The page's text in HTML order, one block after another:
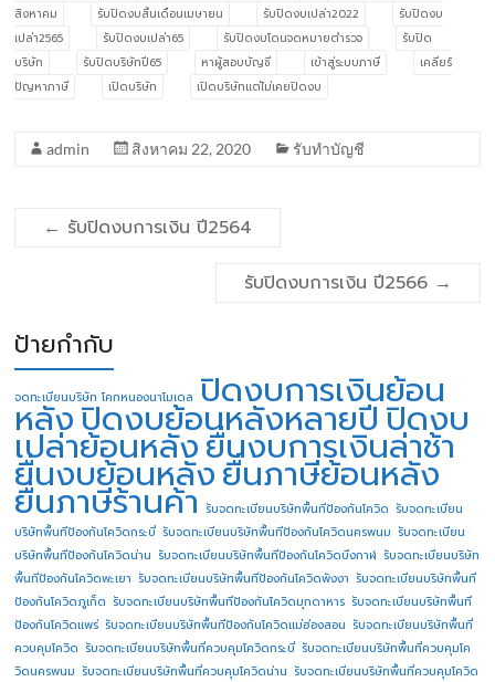
สิงหาคม
รับปิดงบสิ้นเดือนเมษายน รับปิดงบเปล่า2022
รับปิดงบ
เปล่า2565
รับปิดงบเปล่า65 รับปิดงบโดนจดหมายตำรวจ
รับปิด
บริษัท
รับปิดบริษัทปี65 หาผู้สอบบัญชี เข้าสู่ระบบภาษี
เคลียร์
ปัญหาภาษี
เปิดบริษัท เปิดบริษัทแต่ไม่เคยปิดงบ
admin สิงหาคม 22, 2020 รับทำบัญชี
← รับปิดงบการเงิน ปี2564
รับปิดงบการเงิน ปี2566 →
ป้ายกำกับ
จดทะเบียนบริษัท โคกหนองนาโมเดล ปิดงบการเงินย้อน
หลังปิดงบย้อนหลังหลายปี ปิดงบ
เปล่าย้อนหลังยื่นงบการเงินล่าช้า
ยื่นงบย้อนหลังยื่นภาษีย้อนหลัง
ยื่นภาษีร้านค้า รับจดทะเบียนบริษัทพื้นทีป้องกันโควิด รับจดทะเบียน
บริษัทพื้นทีป้องกันโควิดกระบี่ รับจดทะเบียนบริษัทพื้นทีป้องกันโควิดนครพนม รับจดทะเบียน
บริษัทพื้นทีป้องกันโควิดน่าน รับจดทะเบียนบริษัทพื้นทีป้องกันโควิดบึงกาฬ รับจดทะเบียนบริษัท
พื้นทีป้องกันโควิดพะเยา รับจดทะเบียนบริษัทพื้นทีป้องกันโควิดพังงา รับจดทะเบียนบริษัทพื้นที
ป้องกันโควิดภูเก็ต รับจดทะเบียนบริษัทพื้นทีป้องกันโควิดมุกดาหาร รับจดทะเบียนบริษัทพื้นที
ป้องกันโควิดแพร่ รับจดทะเบียนบริษัทพื้นทีป้องกันโควิดแม่ฮ่องสอน รับจดทะเบียนบริษัทพื้นที่
ควบคุมโควิด รับจดทะเบียนบริษัทพื้นที่ควบคุมโควิดกระบี่ รับจดทะเบียนบริษัทพื้นที่ควบคุมโค
วิดนครพนม รับจดทะเบียนบริษัทพื้นที่ควบคุมโควิดน่าน รับจดทะเบียนบริษัทพื้นที่ควบคุมโควิด